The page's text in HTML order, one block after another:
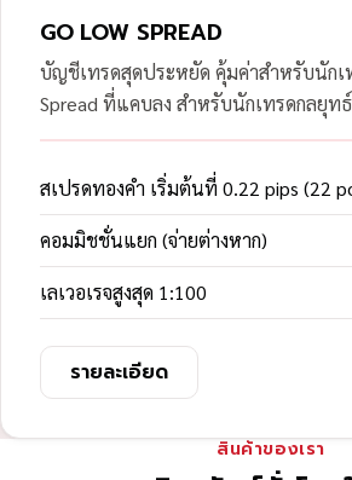
GO LOW SPREAD
บัญชีเทรดสุดประหยัด คุ้มค่าสำหรับนัก
Spread ที่แคบลง สำหรับนักเทรดกลยุท
สเปรดทองคำ เริ่มต้นที่ 0.22 pips (22
คอมมิชชั่นแยก (จ่ายต่างหาก)
เลเวอเรจสูงสุด 1:100
รายละเอียด
สินค้าของเรา